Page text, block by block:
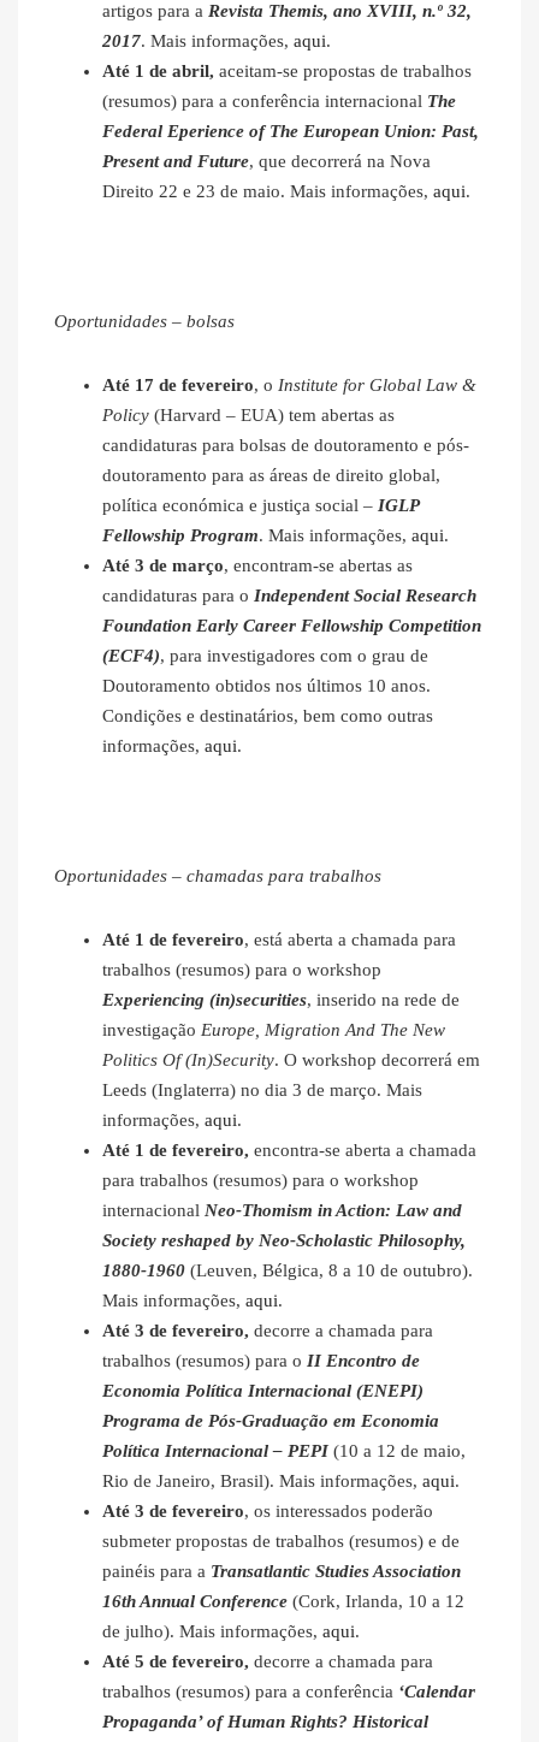
artigos para a Revista Themis, ano XVIII, n.º 32,
2017. Mais informações, aqui.
Até 1 de abril, aceitam-se propostas de trabalhos
(resumos) para a conferência internacional The
Federal Eperience of The European Union: Past,
Present and Future, que decorrerá na Nova
Direito 22 e 23 de maio. Mais informações, aqui.
Oportunidades – bolsas
Até 17 de fevereiro, o Institute for Global Law &
Policy (Harvard – EUA) tem abertas as
candidaturas para bolsas de doutoramento e pós-
doutoramento para as áreas de direito global,
política económica e justiça social – IGLP
Fellowship Program. Mais informações, aqui.
Até 3 de março, encontram-se abertas as
candidaturas para o Independent Social Research
Foundation Early Career Fellowship Competition
(ECF4), para investigadores com o grau de
Doutoramento obtidos nos últimos 10 anos.
Condições e destinatários, bem como outras
informações, aqui.
Oportunidades – chamadas para trabalhos
Até 1 de fevereiro, está aberta a chamada para
trabalhos (resumos) para o workshop
Experiencing (in)securities, inserido na rede de
investigação Europe, Migration And The New
Politics Of (In)Security. O workshop decorrerá em
Leeds (Inglaterra) no dia 3 de março. Mais
informações, aqui.
Até 1 de fevereiro, encontra-se aberta a chamada
para trabalhos (resumos) para o workshop
internacional Neo-Thomism in Action: Law and
Society reshaped by Neo-Scholastic Philosophy,
1880-1960 (Leuven, Bélgica, 8 a 10 de outubro).
Mais informações, aqui.
Até 3 de fevereiro, decorre a chamada para
trabalhos (resumos) para o II Encontro de
Economia Política Internacional (ENEPI)
Programa de Pós-Graduação em Economia
Política Internacional – PEPI(10 a 12 de maio,
Rio de Janeiro, Brasil). Mais informações, aqui.
Até 3 de fevereiro, os interessados poderão
submeter propostas de trabalhos (resumos) e de
painéis para a Transatlantic Studies Association
16th Annual Conference (Cork, Irlanda, 10 a 12
de julho). Mais informações, aqui.
Até 5 de fevereiro, decorre a chamada para
trabalhos (resumos) para a conferência ‘Calendar
Propaganda’ of Human Rights? Historical